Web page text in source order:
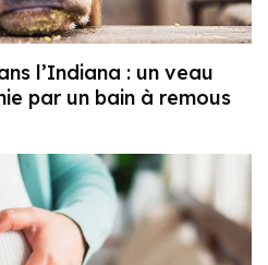
l’Indiana : un veau
par un bain à remous